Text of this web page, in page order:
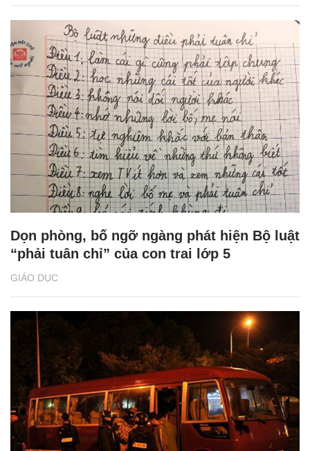
GIÁO DỤC
Dọn phòng, bố ngỡ ngàng phát hiện Bộ luật
“phải tuân chỉ” của con trai lớp 5